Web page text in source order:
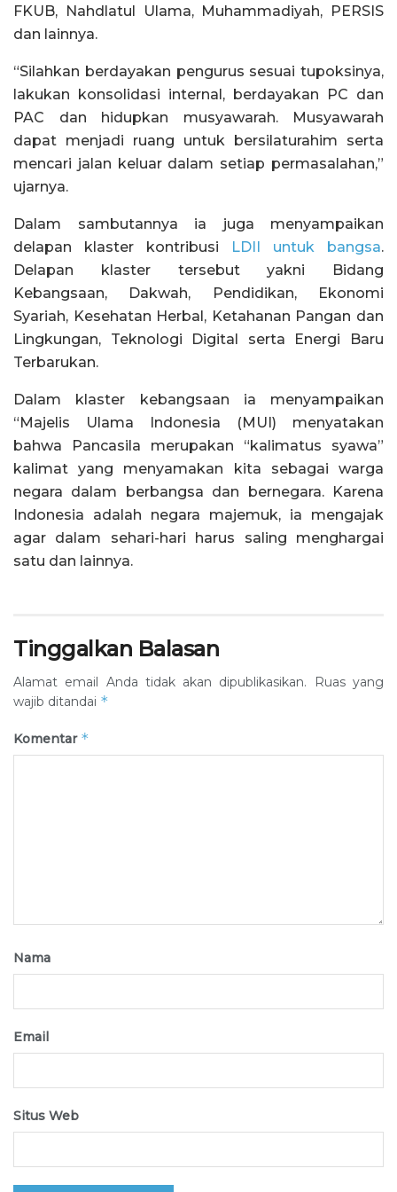
FKUB, Nahdlatul Ulama, Muhammadiyah, PERSIS
dan lainnya.
“Silahkan berdayakan pengurus sesuai tupoksinya,
lakukan konsolidasi internal, berdayakan PC dan
PAC dan hidupkan musyawarah. Musyawarah
dapat menjadi ruang untuk bersilaturahim serta
mencari jalan keluar dalam setiap permasalahan,”
ujarnya.
Dalam sambutannya ia juga menyampaikan
delapan klaster kontribusi
LDII untuk bangsa.
Delapan klaster tersebut yakni Bidang
Kebangsaan, Dakwah, Pendidikan, Ekonomi
Syariah, Kesehatan Herbal, Ketahanan Pangan dan
Lingkungan, Teknologi Digital serta Energi Baru
Terbarukan.
Dalam klaster kebangsaan ia menyampaikan
“Majelis Ulama Indonesia (MUI) menyatakan
bahwa Pancasila merupakan “kalimatus syawa”
kalimat yang menyamakan kita sebagai warga
negara dalam berbangsa dan bernegara. Karena
Indonesia adalah negara majemuk, ia mengajak
agar dalam sehari-hari harus saling menghargai
satu dan lainnya.
Tinggalkan Balasan
Alamat email Anda tidak akan dipublikasikan.
Ruas yang
wajib ditandai *
Komentar *
Nama
Email
Situs Web